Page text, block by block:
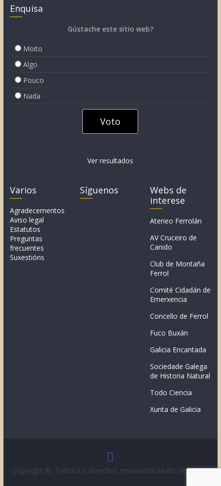
Enquisa
Gústache este sitio web?
Moito
Algo
Pouco
Nada
Ver resultados
Varios
Agradecementos
Aviso legal
Estatutos
Preguntas
frecuentes
Suxestións
Síguenos
Webs de
interese
Ateneo Ferrolán
AV Cruceiro de
Canido
Club de Montaña
Ferrol
Comité Cidadán de
Emerxencia
Concello de Ferrol
Fuco Buxán
Galicia Encantada
Sociedade Galega
de Historia Natural
Todo Ciencia
Xunta de Galicia